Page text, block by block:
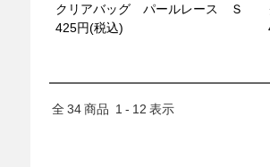
クリアバッグ パールレース Ｓ
425円(税込)
全34商品 1 - 12 表示